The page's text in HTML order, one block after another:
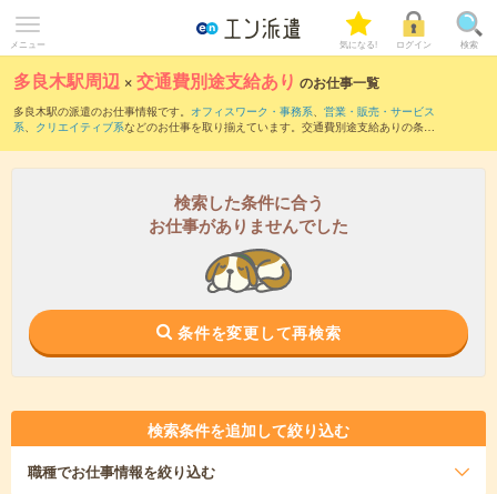
メニュー 気になる! ログイン 検索
多良木駅周辺 ×交通費別途支給あり のお仕事一覧
多良木駅の派遣のお仕事情報です。 オフィスワーク・事務系、 営業・販売・サービス
系、 クリエイティブ系などのお仕事を取り揃えています。交通費別途支給ありの条件
検索した条件に合う
お仕事がありませんでした
条件を変更して再検索
検索条件を追加して絞り込む
職種でお仕事情報を絞り込む